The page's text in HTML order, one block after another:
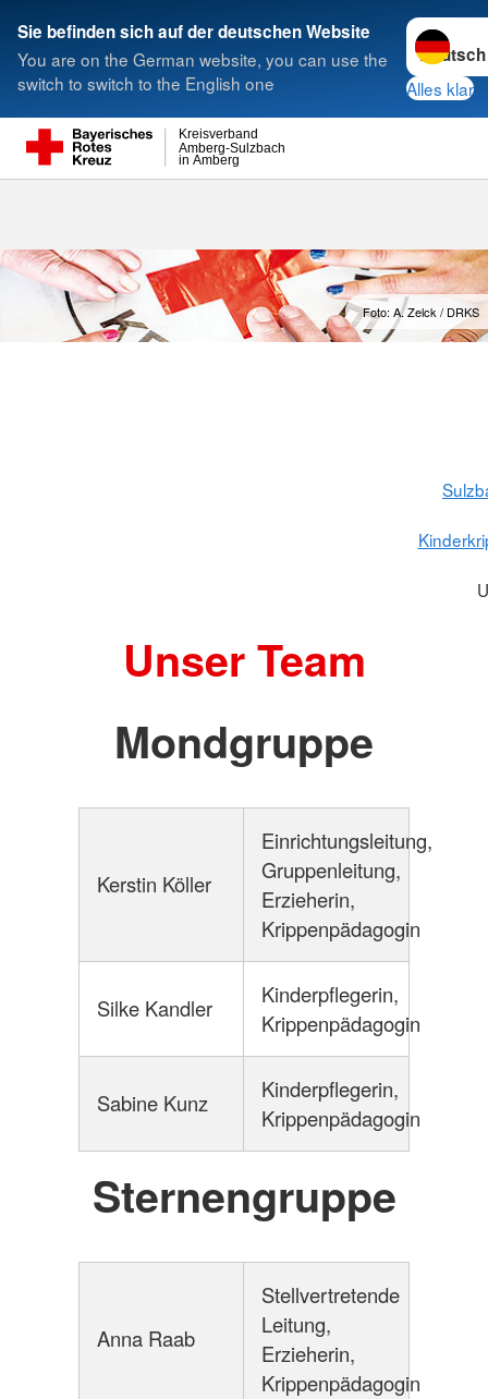
Sie befinden sich auf der deutschen Website
You are on the German website, you can use the
switch to switch to the English one
Sprache
Alles klar
in Amberg
Amberg-Sulzbach
Kreisverband
Suche
Foto: A. Zelck / DRKS
Unser Team
Mondgruppe
Kerstin Köller
Einrichtungsleitung,
Gruppenleitung,
Erzieherin,
Krippenpädagogin
Silke Kandler
Kinderpflegerin,
Krippenpädagogin
Sabine Kunz
Kinderpflegerin,
Krippenpädagogin
Sternengruppe
Anna Raab
Stellvertretende
Leitung,
Erzieherin,
Krippenpädagogin